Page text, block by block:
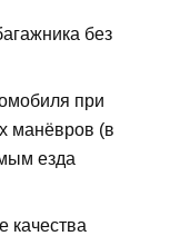
без
при
манёвров (в
езда
качества